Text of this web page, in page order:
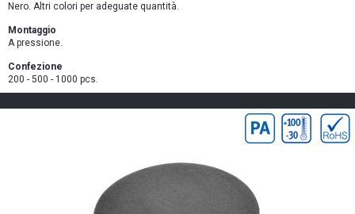
Nero. Altri colori per adeguate quantità.
Montaggio
A pressione.
Confezione
200 - 500 - 1000 pcs.